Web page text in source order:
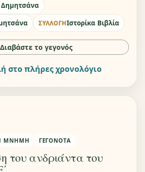
Δημητσάνα
ΣΥΛΛΟΓΉΙστορίκα Βιβλία
Διαβάστε το γεγονός
στο πλήρες χρονολόγιο
ΜΝΉΜΗ ΓΕΓΟΝΌΤΑ
του ανδριάντα του